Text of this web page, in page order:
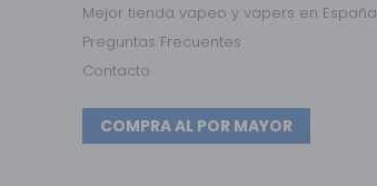
Mejor tienda vapeo y vapers en España
Preguntas Frecuentes
Contacto
COMPRA AL POR MAYOR